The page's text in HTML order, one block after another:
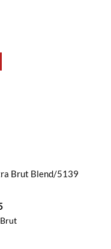
Brut Blend/5139